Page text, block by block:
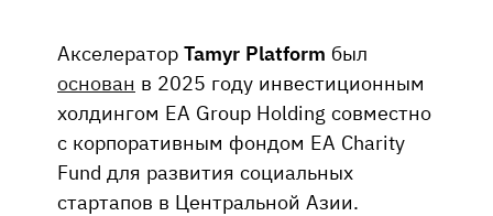
Акселератор Tamyr Platform был
основан в 2025 году инвестиционным
холдингом EA Group Holding совместно
с корпоративным фондом EA Charity
Fund для развития социальных
стартапов в Центральной Азии.